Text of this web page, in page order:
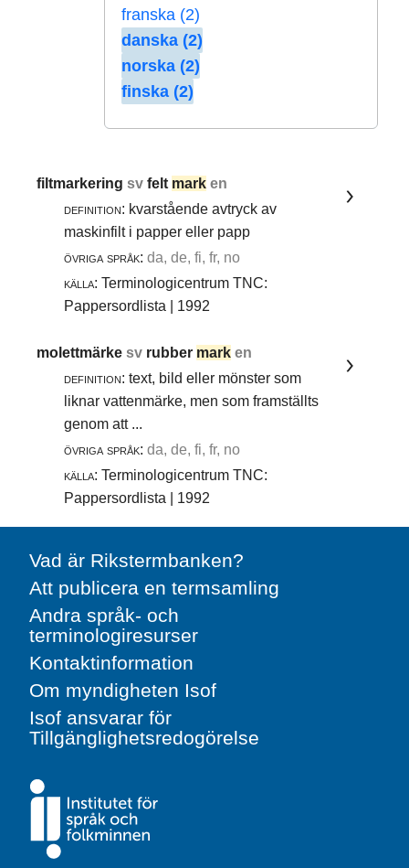
franska (2)
danska (2)
norska (2)
finska (2)
filtmarkeringsvfelt mark en
definition: kvarstående avtryck av
maskinfilt i papper eller papp
övriga språk: da, de, fi, fr, no
källa: Terminologicentrum TNC:
Pappersordlista | 1992
molettmärkesv rubber mark en
definition: text, bild eller mönster som
liknar vattenmärke, men som framställts
genom att ...
övriga språk: da, de, fi, fr, no
källa: Terminologicentrum TNC:
Pappersordlista | 1992
Vad är Rikstermbanken?
Att publicera en termsamling
Andra språk- och
terminologiresurser
Kontaktinformation
Om myndigheten Isof
Isof ansvarar för
Tillgänglighetsredogörelse